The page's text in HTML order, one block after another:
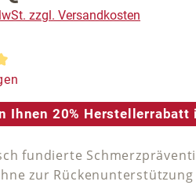
zzgl. Versandkosten
Bewertung von 5 von 5
Ihnen 20% Herstellerrabatt
fundierte
zur Rückenunterstützung